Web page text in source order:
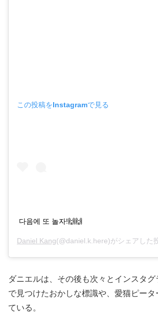
この投稿をInstagramで見る
다음에 또 놀자!🙌🙌
Daniel Kang(@daniel.k.here)がシェアした
ダニエルは、その後も次々とインスタ
で見つけたおかしな標識や、愛猫ピータ
ている。